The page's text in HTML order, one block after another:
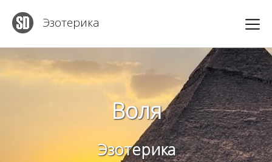
Эзотерика
Воля
Эзотерика